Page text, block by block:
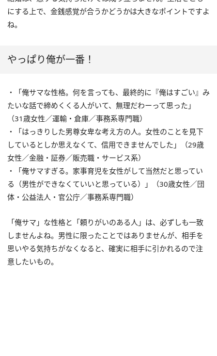
にする上で、金銭感覚が合うかどうかは大きなポイントですよ
ね。
やっぱり俺が一番！
・「俺サマな性格。何を言っても、最終的に『俺はすごい』み
たいな話で締めくくる人がいて、無理だわーって思った」
（31歳女性／運輸・倉庫／事務系専門職）
・「はっきりした男尊女卑な考え方の人。女性のことを見下
しているとしか思えなくて、信用できませんでした」（29歳
女性／金融・証券／販売職・サービス系）
・「俺サマすぎる。家事育児を女性がして当然だと思ってい
る（男性ができなくていいと思っている）」（30歳女性／団
体・公益法人・官公庁／事務系専門職）
「俺サマ」な性格と「頼りがいのある人」は、必ずしも一致
しませんよね。男性に限ったことではありませんが、相手を
思いやる気持ちがなくなると、確実に相手に引かれるので注
意したいもの。